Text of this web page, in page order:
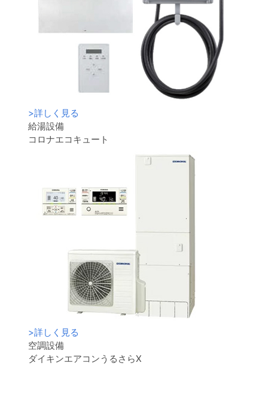
>詳しく見る
給湯設備
コロナエコキュート
>詳しく見る
空調設備
ダイキンエアコンうるさらX